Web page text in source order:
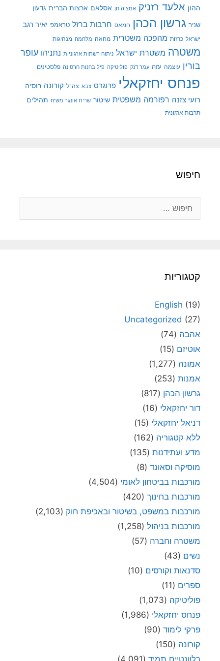
ההון אלעד רזניק אמציה חן אסלאם ארצות הברית גדעון
שניר גרשון הכהן חמאס חרבות ברזל טראמפ יאיר רגב
ישראל כרזות מהפכה משטרית מחאה מלחמה מנהיגות
משטרה משטרת ישראל ניתוח רשתות ארגוניות נתניהו עופר
בורין עוצמה עזה עמר דנק פוליטיקה פיל בחנות חרסינה פלסטינים
פנחס יחזקאלי פרוגרס צבא צה"ל קורונה רוסיה
רועי צזנה רפורמה משפטית שיטור שרית אונגר משיח תהילים
תרבות ארגונית
חיפוש
קטגוריות
English (19)
Uncategorized (27)
אהבה (74)
אוטיזם (15)
אמונה (1,277)
אמנות (253)
גרשון הכהן (817)
דור יחזקאלי (16)
דניאל יחזקאלי (15)
ללא קטגוריה (162)
מדע ועתידנות (135)
מוסיקה וסאונד (8)
מורכבות בביטחון לאומי (4,504)
מורכבות בחינוך (420)
מורכבות במשפט, בשיטור ובאכיפת חוק (2,103)
מורכבות בניהול (1,258)
משטרה וחברה (57)
נשים (43)
סדנאות וקורסים (10)
ספרים (11)
פוליטיקה (1,073)
פנחס יחזקאלי (1,986)
פרקי לימוד (90)
קורונה (150)